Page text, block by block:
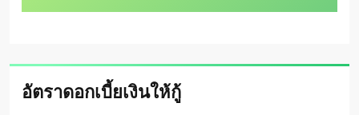
อัตราดอกเบี้ยเงินให้กู้